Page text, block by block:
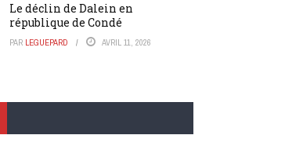
Le déclin de Dalein en
république de Condé
PAR LEGUEPARD AVRIL 11, 2026